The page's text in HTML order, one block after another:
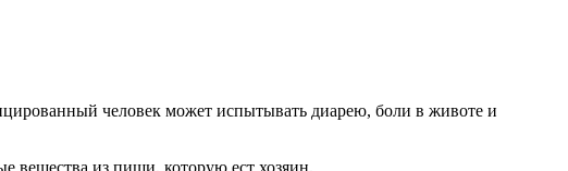
человек может испытывать диарею, боли в животе и